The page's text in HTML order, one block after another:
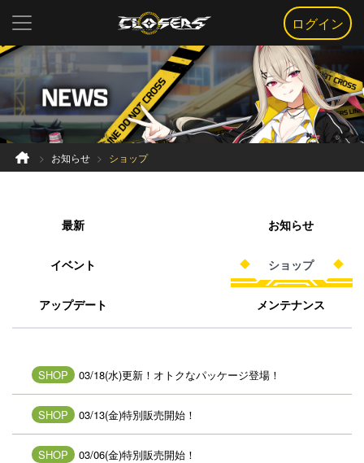
ログイン
お知らせ ショップ
最新 お知らせ
イベント ショップ
アップデート メンテナンス
SHOP 03/18(水)更新！オトクなパッケージ登場！
SHOP 03/13(金)特別販売開始！
SHOP 03/06(金)特別販売開始！